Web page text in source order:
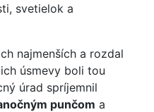
svetielok a
najmenších a rozdal
úsmevy boli tou
úrad spríjemnil
punčom a